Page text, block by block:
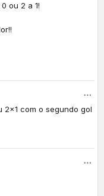
ou 2 a 1!
2x1 com o segundo gol